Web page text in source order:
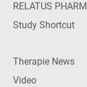
RELATUS PHARM
Study Shortcut
Therapie News
Video